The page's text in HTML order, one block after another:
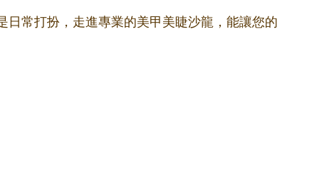
日常打扮，走進專業的美甲美睫沙龍，能讓您的